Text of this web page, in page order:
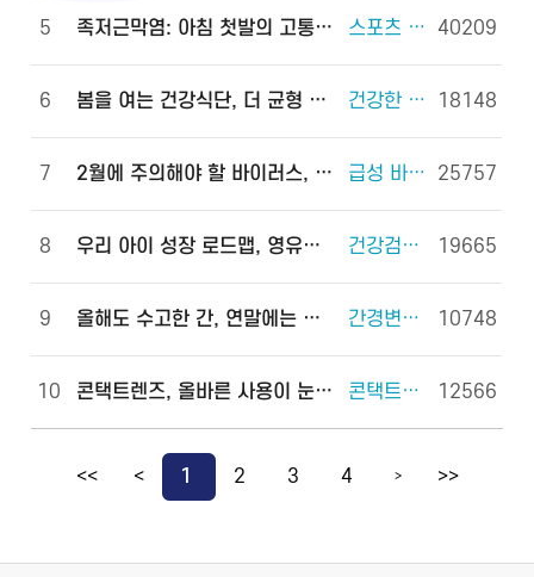
5 족저근막염: 아침 첫발의 고통, 원인과 대처법 스포츠 손상과 안전(족관절(발목 관절) 손상) 외 2건 40209
6 봄을 여는 건강식단, 더 균형 있게! 건강한 체중조절을 위한 식사 외 6건 18148
7 2월에 주의해야 할 바이러스, 이렇게 예방하세요! 급성 바이러스 위장관염 외 2건 25757
8 우리 아이 성장 로드맵, 영유아 건강검진으로 완성하세요! 건강검진(국가건강검진) 외 2건 19665
9 올해도 수고한 간, 연말에는 쉬게 해 주세요! 간경변증 외 3건 10748
10 콘택트렌즈, 올바른 사용이 눈 건강을 지킵니다! 콘택트렌즈 외 2건 12566
<< < 1 2 3 4 > >>